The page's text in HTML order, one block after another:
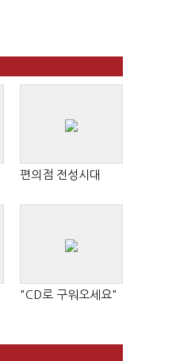
편의점 전성시대
"CD로 구워오세요"